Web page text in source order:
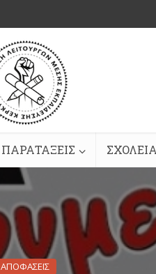
ΠΑΡΑΤΑΞΕΙΣ ΣΧΟΛΕΙΑ
ΑΠΟΦΑΣΕΙΣ